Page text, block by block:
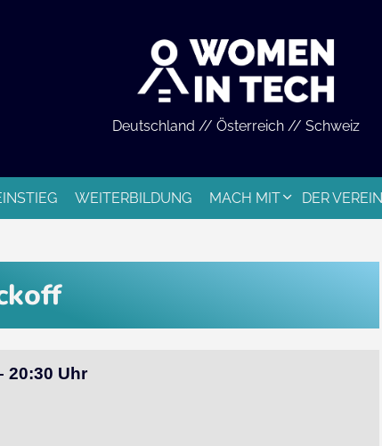
Deutschland // Österreich // Schweiz
WEITERBILDUNG MACH MIT DER VEREIN
20:30 Uhr